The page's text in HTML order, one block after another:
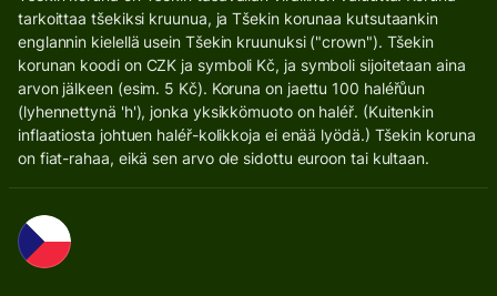
tarkoittaa tšekiksi kruunua, ja Tšekin korunaa kutsutaankin
englannin kielellä usein Tšekin kruunuksi ("crown"). Tšekin
korunan koodi on CZK ja symboli Kč, ja symboli sijoitetaan aina
arvon jälkeen (esim. 5 Kč). Koruna on jaettu 100 haléřůun
(lyhennettynä 'h'), jonka yksikkömuoto on haléř. (Kuitenkin
inflaatiosta johtuen haléř-kolikkoja ei enää lyödä.) Tšekin koruna
on fiat-rahaa, eikä sen arvo ole sidottu euroon tai kultaan.